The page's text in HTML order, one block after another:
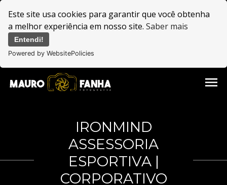
Este site usa cookies para garantir que você obtenha
a melhor experiência em nosso site. Saber mais
Entendi!
Powered by WebsitePolicies
menu
IRONMIND
ASSESSORIA
ESPORTIVA |
CORPORATIVO